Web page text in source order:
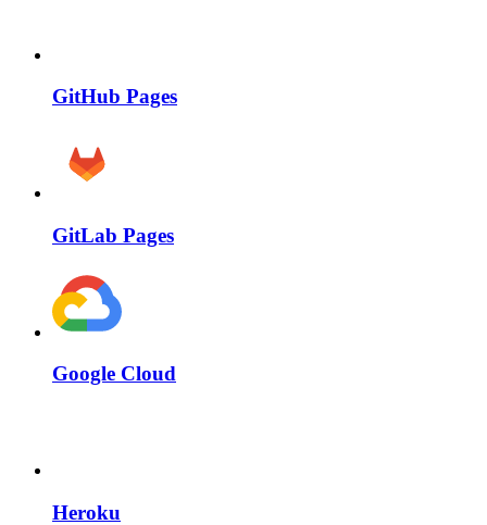
GitHub Pages
GitLab Pages
Google Cloud
Heroku